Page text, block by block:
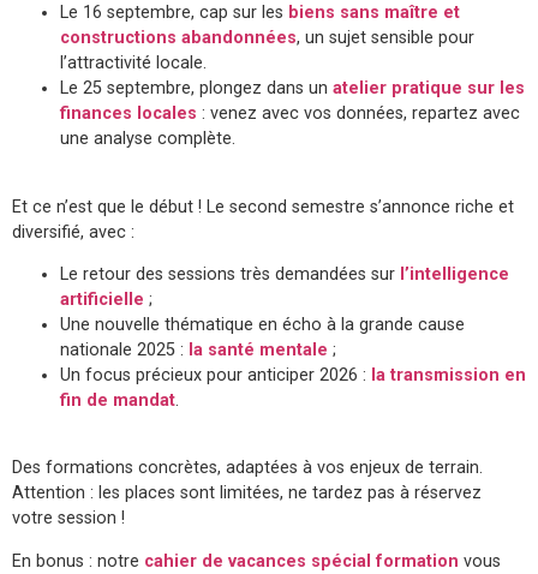
Le 16 septembre, cap sur les biens sans maître et
constructions abandonnées, un sujet sensible pour
l’attractivité locale.
Le 25 septembre, plongez dans un atelier pratique sur les
finances locales : venez avec vos données, repartez avec
une analyse complète.
Et ce n’est que le début ! Le second semestre s’annonce riche et
diversifié, avec :
Le retour des sessions très demandées sur l’intelligence
artificielle ;
Une nouvelle thématique en écho à la grande cause
nationale 2025 : la santé mentale ;
Un focus précieux pour anticiper 2026 : la transmission en
fin de mandat.
Des formations concrètes, adaptées à vos enjeux de terrain.
Attention : les places sont limitées, ne tardez pas à réservez
votre session !
En bonus : notre cahier de vacances spécial formation vous